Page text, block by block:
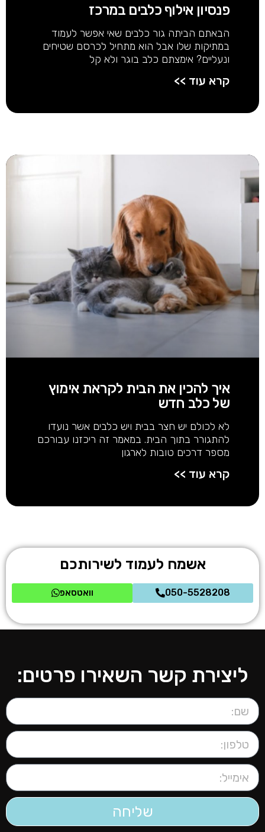
פנסיון אילוף כלבים במרכז
הבאתם הביתה גור כלבים שאי אפשר לעמוד
במתיקות שלו אבל הוא מתחיל לכרסם שטיחים
ונעליים? אימצתם כלב בוגר ולא קל
קרא עוד >>
איך להכין את הבית לקראת אימוץ
של כלב חדש
לא לכולם יש חצר בבית ויש כלבים אשר נועדו
להתגורר בתוך הבית. במאמר זה ריכזנו עבורכם
מספר דרכים טובות לארגון
קרא עוד >>
אשמח לעמוד לשירותכם
050-5528208 וואטסאפ
ליצירת קשר השאירו פרטים:
שליחה